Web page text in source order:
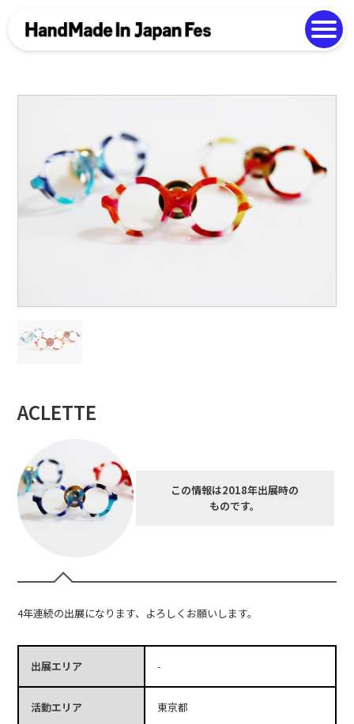
Photo Gallery
ACLETTE
この情報は2018年出展時の
ものです。
4年連続の出展になります、よろしくお願いします。
出展エリア -
活動エリア 東京都